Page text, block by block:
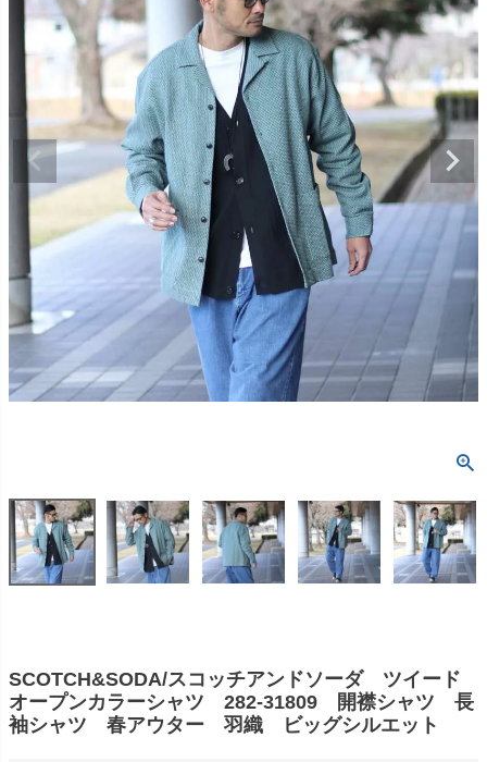
SCOTCH&SODA/スコッチアンドソーダ ツイード
オープンカラーシャツ 282-31809 開襟シャツ 長
袖シャツ 春アウター 羽織 ビッグシルエット